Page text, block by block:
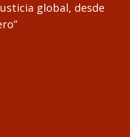
global, desde